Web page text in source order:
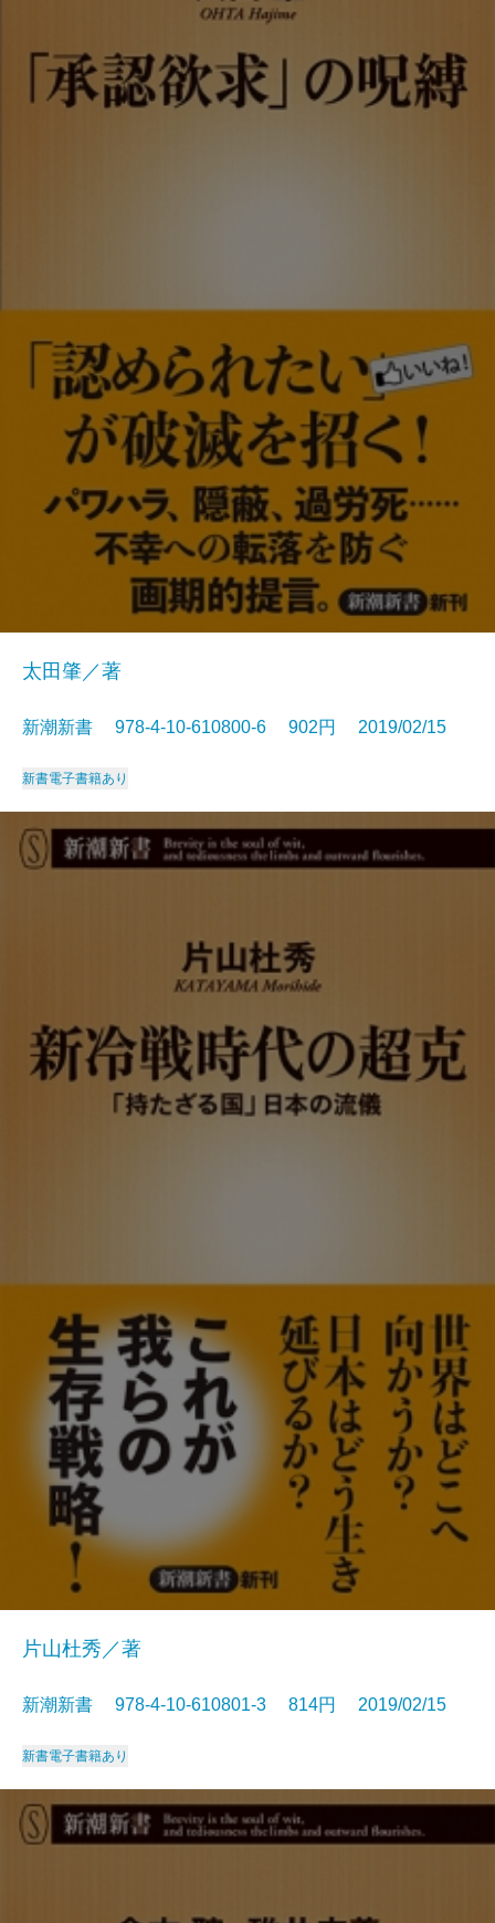
太田肇／著
新潮新書 978-4-10-610800-6 902円 2019/02/15
新書電子書籍あり
片山杜秀／著
新潮新書 978-4-10-610801-3 814円 2019/02/15
新書電子書籍あり